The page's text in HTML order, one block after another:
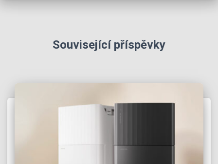
Související příspěvky